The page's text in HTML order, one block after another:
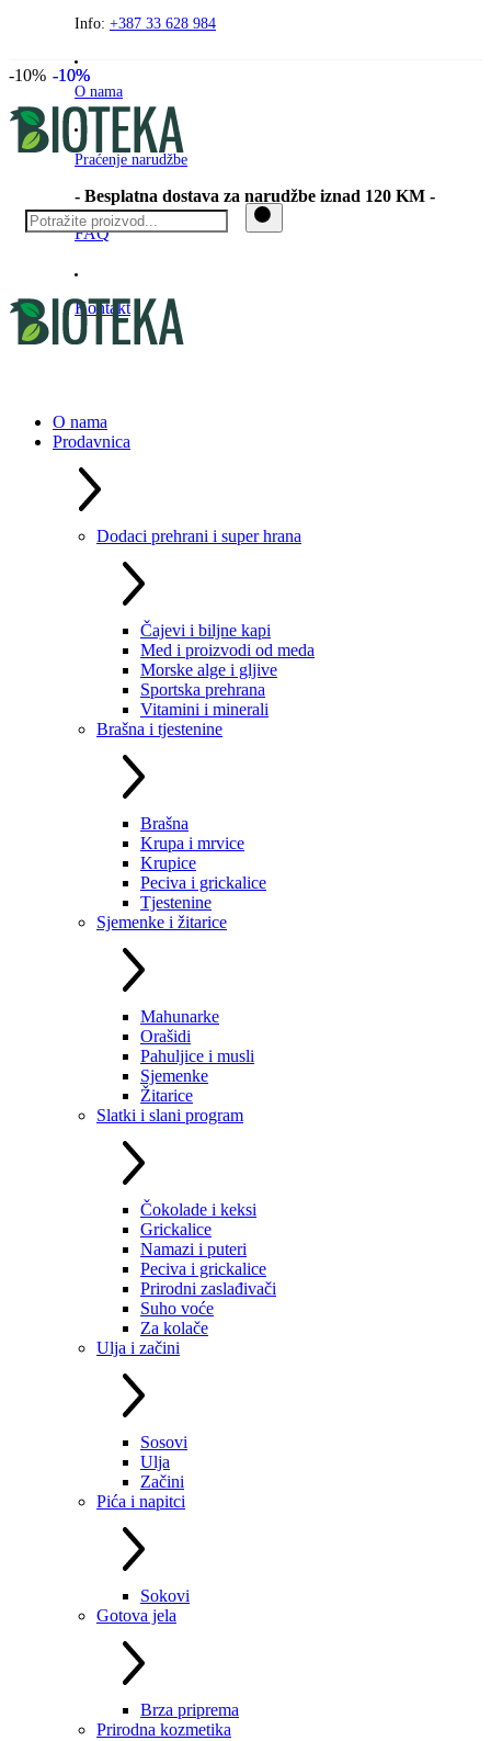
PreskočiteInfo: +387 33 628 984
O nama
Praćenje narudžbe
- Besplatna dostava za narudžbe iznad 120 KM -
FAQ
Kontakt
O nama
Prodavnica
Dodaci prehrani i super hrana
Čajevi i biljne kapi
Med i proizvodi od meda
Morske alge i gljive
Sportska prehrana
Vitamini i minerali
Brašna i tjestenine
Brašna
Krupa i mrvice
Krupice
Peciva i grickalice
Tjestenine
Sjemenke i žitarice
Mahunarke
Orašidi
Pahuljice i musli
Sjemenke
Žitarice
Slatki i slani program
Čokolade i keksi
Grickalice
Namazi i puteri
Peciva i grickalice
Prirodni zaslađivači
Suho voće
Za kolače
Ulja i začini
Sosovi
Ulja
Začini
Pića i napitci
Sokovi
Gotova jela
Brza priprema
Prirodna kozmetika
-10% -10%
-10%